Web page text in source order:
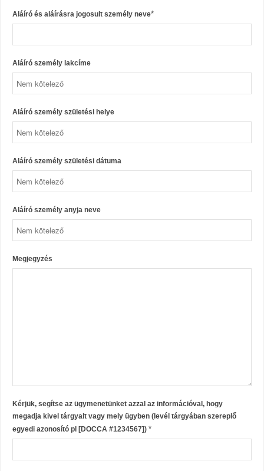
Aláíró és aláírásra jogosult személy neve*
Aláíró személy lakcíme
Aláíró személy születési helye
Aláíró személy születési dátuma
Aláíró személy anyja neve
Megjegyzés
Kérjük, segítse az ügymenetünket azzal az információval, hogy
megadja kivel tárgyalt vagy mely ügyben (levél tárgyában szereplő
egyedi azonosító pl [DOCCA #1234567]) *